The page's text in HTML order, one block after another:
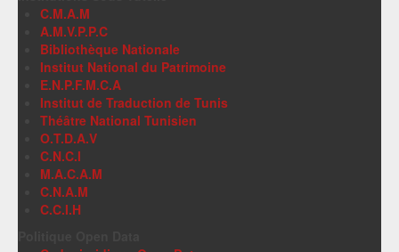
C.M.A.M
A.M.V.P.P.C
Bibliothèque Nationale
Institut National du Patrimoine
E.N.P.F.M.C.A
Institut de Traduction de Tunis
Théâtre National Tunisien
O.T.D.A.V
C.N.C.I
M.A.C.A.M
C.N.A.M
C.C.I.H